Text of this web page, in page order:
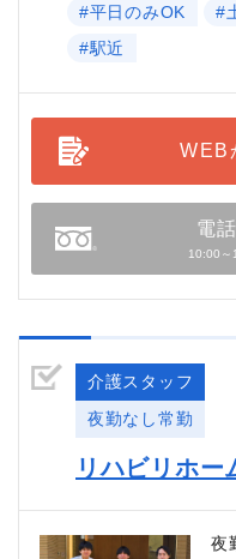
#平日のみOK
#
#駅近
WEB
電
10:00～
介護スタッフ
夜勤なし常勤
リハビリホー
夜